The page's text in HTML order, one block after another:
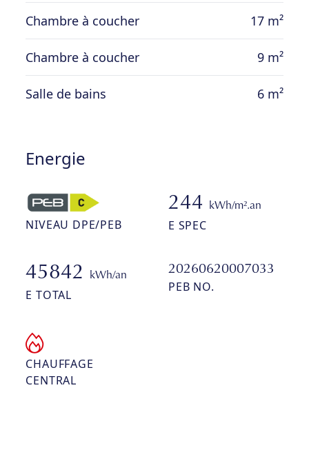
Chambre à coucher 17 m²
Chambre à coucher 9 m²
Salle de bains 6 m²
Energie
NIVEAU DPE/PEB
244 kWh/m².an
E SPEC
45842 kWh/an
E TOTAL
20260620007033
PEB NO.
CHAUFFAGE
CENTRAL